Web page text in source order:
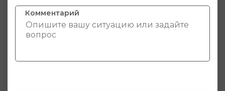
Комментарий